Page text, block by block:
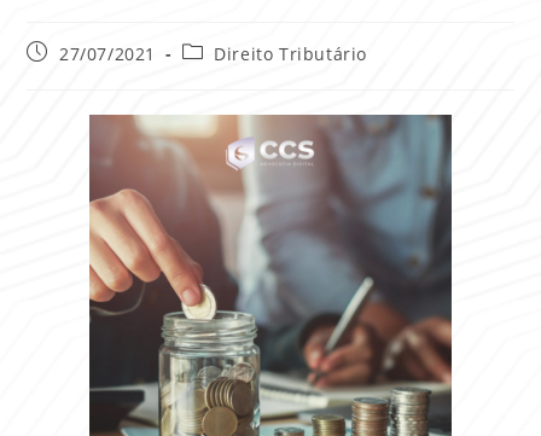
27/07/2021 Direito Tributário